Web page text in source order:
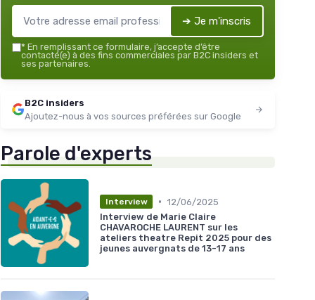
➔ Je m'inscris
* En remplissant ce formulaire, j’accepte d’être
contacté(e) à des fins commerciales par B2C insiders et
ses partenaires.
B2C insiders
Ajoutez-nous à vos sources préférées sur Google
Parole d'experts
Interview • 12/06/2025
Interview de Marie Claire
CHAVAROCHE LAURENT sur les
ateliers theatre Repit 2025 pour des
jeunes auvergnats de 13-17 ans